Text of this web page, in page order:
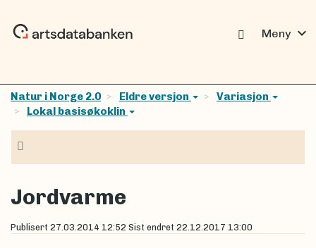
Meny expand_more
Natur i Norge 2.0 Eldre versjon
Variasjon
Lokal basisøkoklin
Jordvarme
Publisert 27.03.2014 12:52 Sist endret 22.12.2017 13:00